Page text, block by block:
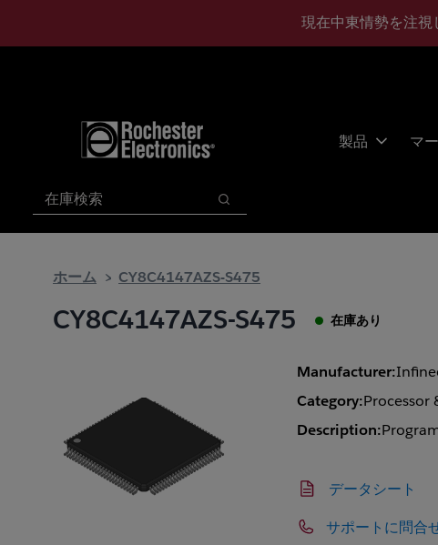
現在中東情勢を注
製品 マ
検索
検索
ホーム CY8C4147AZS-S475
CY8C4147AZS-S475 在庫あり
Manufacturer:
Category:Processor
Description:
データシート
サポートに問合